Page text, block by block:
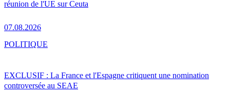
réunion de l'UE sur Ceuta
07.08.2026
EXCLUSIF : La France et l'Espagne critiquent une nomination
controversée au SEAE
POLITIQUE